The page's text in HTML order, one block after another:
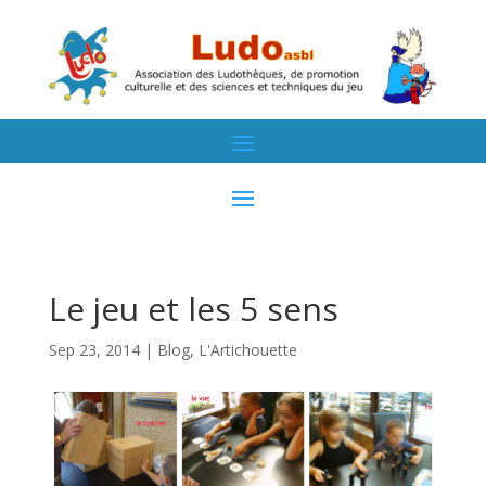
Le jeu et les 5 sens
Sep 23, 2014| Blog, L'Artichouette